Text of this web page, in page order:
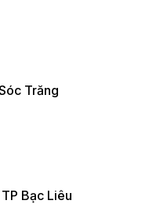
Trăng
Bạc Liêu